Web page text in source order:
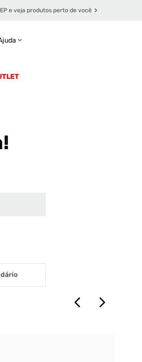
e veja produtos perto de você